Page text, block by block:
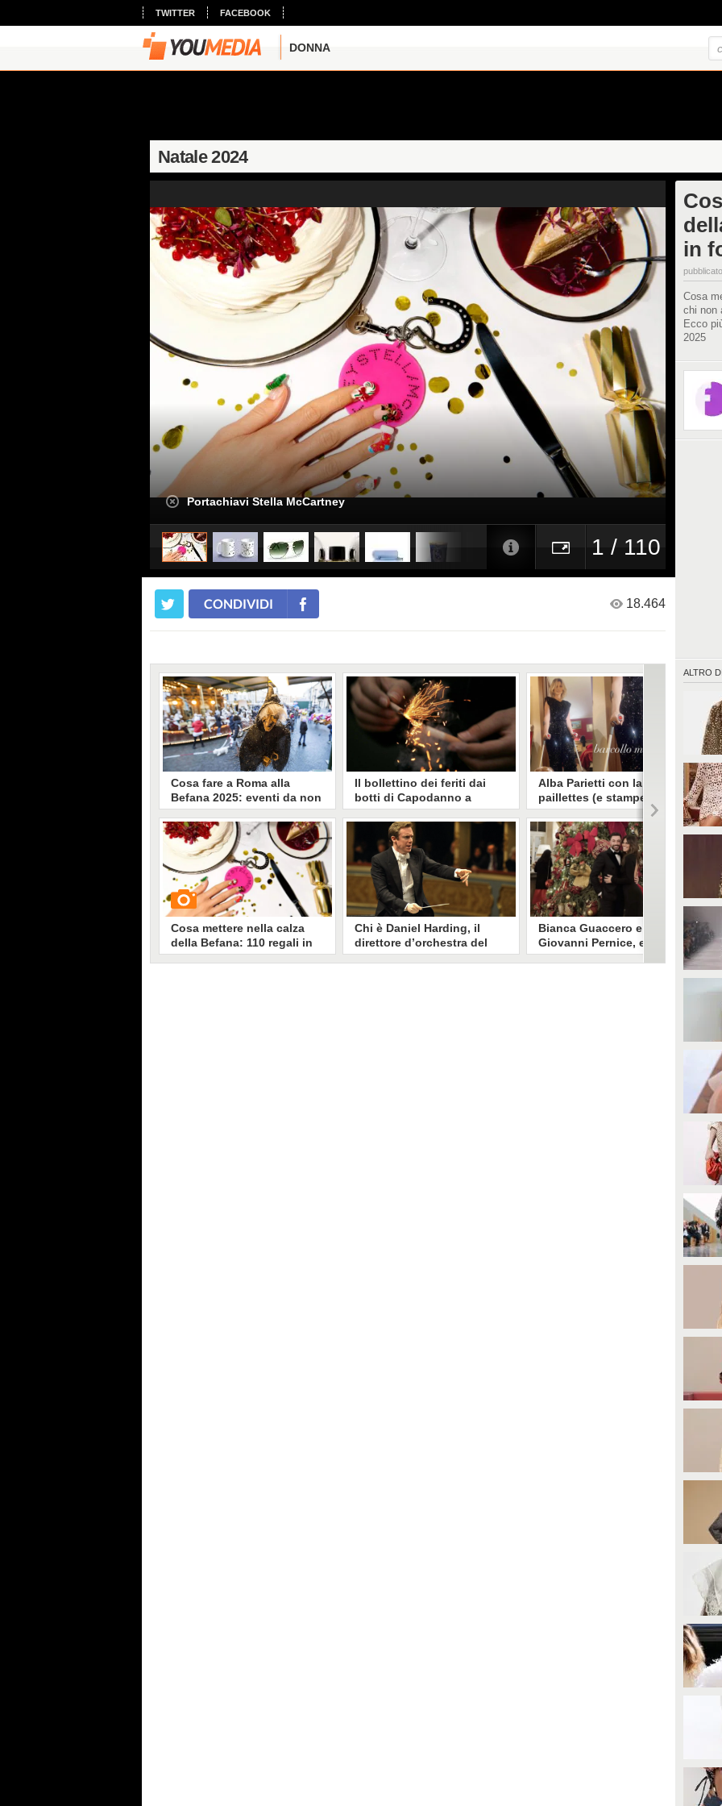
TWITTER FACEBOOK
DONNA
Natale 2024
Portachiavi Stella McCartney
1 / 110
in
Cosa
chi non
Ecco
2025
ALTRO DI
CONDIVIDI 18.464
Cosa fare a Roma alla
Befana 2025: eventi da non
perdere il 6 gennaio per
l'Epifania
Abbiamo selezionato una serie di
cose da fare il 6 gennaio 2025,
festa dell'Epifania. Ecco alcune
delle iniziative più belle da non
perdere per adulti e bambini, per
festeggiare la Befana a Roma.
Cosa mettere nella calza
della Befana: 110 regali in
formato mini
Il bollettino dei feriti dai
botti di Capodanno a
Roma: 16enne perde due
dita, 58enne una mano
A Roma nei festeggiamenti di
Capodanno un 19enne è rimasto
ferito a volto, addome e torace e
un 58enne ad una mano a seguito
dell'esplosione di botti e fuochi
d'artificio. In provincia di Latina
un 16enne ha perso due dita.
Chi è Daniel Harding, il
direttore d’orchestra del
concerto di Capodanno di
Alba Parietti con la tuta di
paillettes (e stampelle) a
Capodanno: "Barcollo ma
non mollo"
Incidente sulle piste da sci per
Alba Parietti, poco prima di
Capodanno. Uscita dall'ospedale,
ha potuto festeggiare col
compagno e gli amici.
Bianca Guaccero e
Giovanni Pernice, elegante
look coordinato per dare il